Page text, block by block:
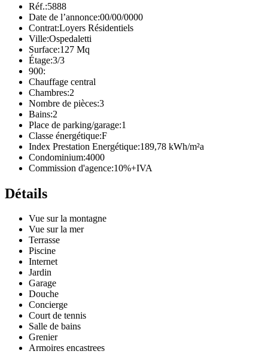
Réf.:5888
Date de l’annonce:00/00/0000
Contrat:Loyers Résidentiels
Ville:Ospedaletti
Surface:127 Mq
Étage:3/3
900:
Chauffage central
Chambres:2
Nombre de pièces:3
Bains:2
Place de parking/garage:1
Classe énergétique:F
Index Prestation Energétique:189,78 kWh/m²a
Condominium:4000
Commission d'agence:10%+IVA
Détails
Vue sur la montagne
Vue sur la mer
Terrasse
Piscine
Internet
Jardin
Garage
Douche
Concierge
Court de tennis
Salle de bains
Grenier
Armoires encastrees